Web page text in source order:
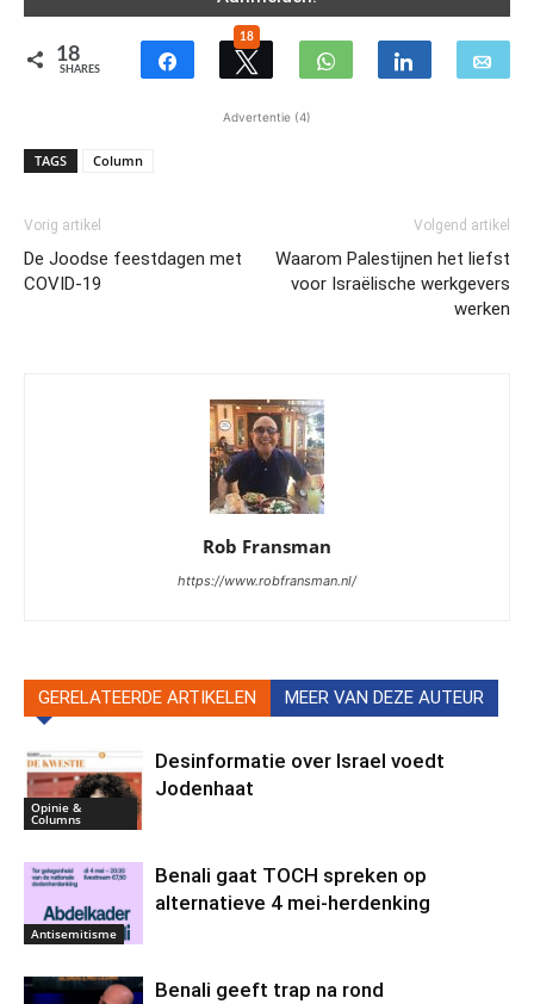
18
SHARES
18
Advertentie (4)
TAGS Column
Vorig artikel
De Joodse feestdagen met
COVID-19
Volgend artikel
Waarom Palestijnen het liefst
voor Israëlische werkgevers
werken
Rob Fransman
https://www.robfransman.nl/
GERELATEERDE ARTIKELEN MEER VAN DEZE AUTEUR
Opinie &
Columns
Desinformatie over Israel voedt
Jodenhaat
Antisemitisme
Benali gaat TOCH spreken op
alternatieve 4 mei-herdenking
Benali geeft trap na rond